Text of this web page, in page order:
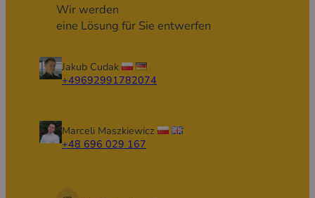
Wir werden
eine Lösung für Sie entwerfen
Jakub Cudak
+49692991782074
Marceli Maszkiewicz
+48 696 029 167